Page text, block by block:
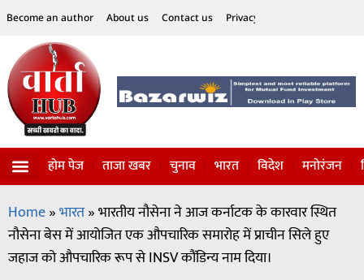
Become an author About us Contact us Privacy Policy
होम पेज ताजा खबर चुनाव भारत विदेश मनोरंजन
Home»भारत»भारतीय नौसेना ने आज कर्नाटक के कारवार स्थित
नौसेना बेस में आयोजित एक औपचारिक समारोह में प्राचीन सिले हुए
जहाज को औपचारिक रूप से INSV कौंडिन्य नाम दिया।